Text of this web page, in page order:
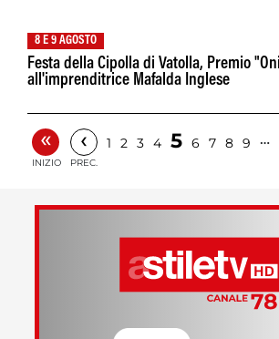
8 E 9 AGOSTO
Festa della Cipolla di Vatolla, Premio
all'imprenditrice Mafalda Inglese
«
INIZIO
‹
PREC.
1 2 3 4 5 6 7 8 9 …